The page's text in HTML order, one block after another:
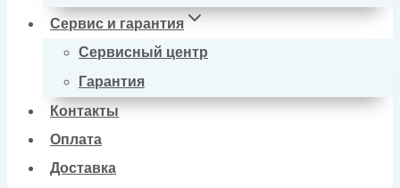
Сервис и гарантия
Сервисный центр
Гарантия
Контакты
Оплата
Доставка